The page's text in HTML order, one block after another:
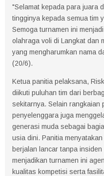
"Selamat kepada para juara
tingginya kepada semua tim
Semoga turnamen ini
olahraga voli di Langkat dan
yang mengharumkan nama
(20/6).
Ketua panitia pelaksana,
diikuti puluhan tim dari
sekitarnya. Selain rangkaian
penyelenggara juga
generasi muda sebagai
usia dini. Panitia
berjalan lancar tanpa
menjadikan turnamen ini
kualitas kompetisi serta